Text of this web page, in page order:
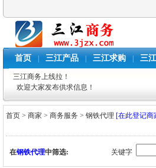
首页 三江产品 三江求购 三
三江商务上线拉！
欢迎大家发布供求信息！
首页 >商家 >商务服务 >钢铁代理 [在此登记商
在钢铁代理中筛选: 关键字